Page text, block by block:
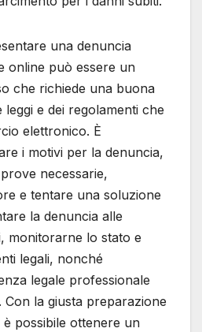
una denuncia
online può essere un
che richiede una buona
e dei regolamenti che
elettronico. È
i motivi per la denuncia,
necessarie,
e tentare una soluzione
la denuncia alle
monitorarne lo stato e
legali, nonché
legale professionale
Con la giusta preparazione
è possibile ottenere un